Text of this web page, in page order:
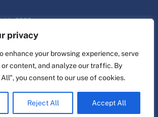
privacy
enhance your browsing experience, serve
or content, and analyze our traffic. By
you consent to our use of cookies.
Reject All Accept All
vida2026
del sitio web por
English
Croatian
Dutch